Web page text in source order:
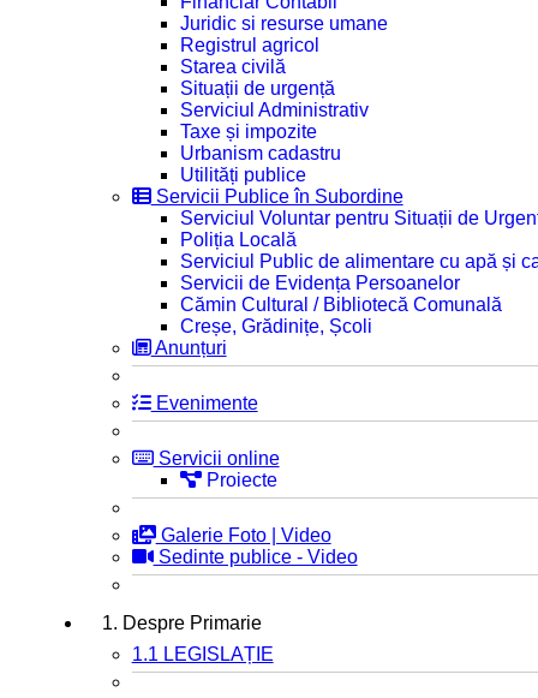
Juridic si resurse umane
Registrul agricol
Starea civilă
Situații de urgență
Serviciul Administrativ
Taxe și impozite
Urbanism cadastru
Utilități publice
Servicii Publice în Subordine
Serviciul Voluntar pentru Situații de
Poliția Locală
Serviciul Public de alimentare cu apă și
Servicii de Evidența Persoanelor
Cămin Cultural / Bibliotecă Comunală
Creșe, Grădinițe, Școli
Anunțuri
Evenimente
Servicii online
Proiecte
Galerie Foto | Video
Sedinte publice - Video
1. Despre Primarie
1.1 LEGISLAȚIE